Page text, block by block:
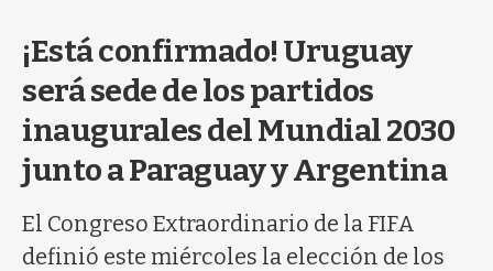
¡Está confirmado! Uruguay
será sede de los partidos
inaugurales del Mundial 2030
junto a Paraguay y Argentina
El Congreso Extraordinario de la FIFA
definió este miércoles la elección de los